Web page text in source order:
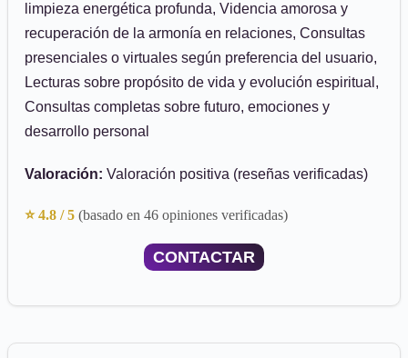
limpieza energética profunda, Videncia amorosa y
recuperación de la armonía en relaciones, Consultas
presenciales o virtuales según preferencia del usuario,
Lecturas sobre propósito de vida y evolución espiritual,
Consultas completas sobre futuro, emociones y
desarrollo personal
Valoración: Valoración positiva (reseñas verificadas)
⭐ 4.8 / 5 (basado en 46 opiniones verificadas)
CONTACTAR